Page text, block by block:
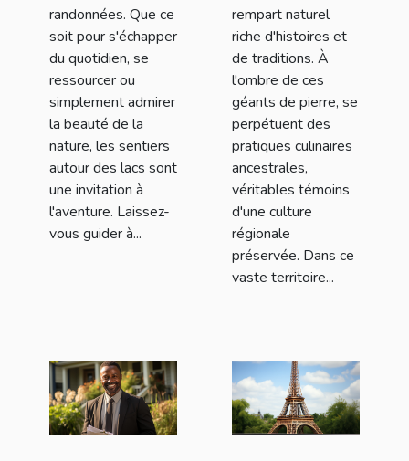
randonnées. Que ce
soit pour s'échapper
du quotidien, se
ressourcer ou
simplement admirer
la beauté de la
nature, les sentiers
autour des lacs sont
une invitation à
l'aventure. Laissez-
vous guider à...
rempart naturel
riche d'histoires et
de traditions. À
l'ombre de ces
géants de pierre, se
perpétuent des
pratiques culinaires
ancestrales,
véritables témoins
d'une culture
régionale
préservée. Dans ce
vaste territoire...